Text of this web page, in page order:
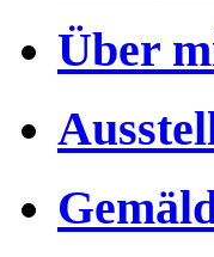
Über